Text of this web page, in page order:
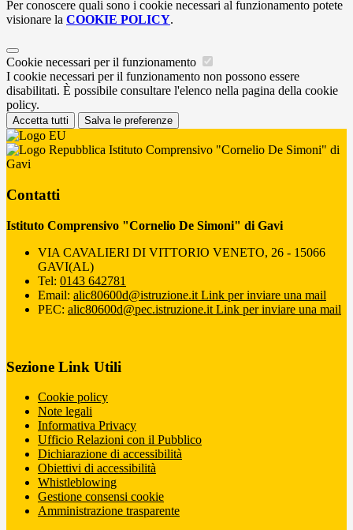
Per conoscere quali sono i cookie necessari al funzionamento potete
visionare la COOKIE POLICY.
Cookie necessari per il funzionamento
I cookie necessari per il funzionamento non possono essere
disabilitati. È possibile consultare l'elenco nella pagina della cookie
policy.
Accetta tutti Salva le preferenze
Istituto Comprensivo "Cornelio De Simoni" di
Gavi
Contatti
Istituto Comprensivo "Cornelio De Simoni" di Gavi
VIA CAVALIERI DI VITTORIO VENETO, 26 - 15066
GAVI(AL)
Tel: 0143 642781
Email: alic80600d@istruzione.it Link per inviare una mail
PEC: alic80600d@pec.istruzione.it Link per inviare una mail
Sezione Link Utili
Cookie policy
Note legali
Informativa Privacy
Ufficio Relazioni con il Pubblico
Dichiarazione di accessibilità
Obiettivi di accessibilità
Whistleblowing
Gestione consensi cookie
Amministrazione trasparente